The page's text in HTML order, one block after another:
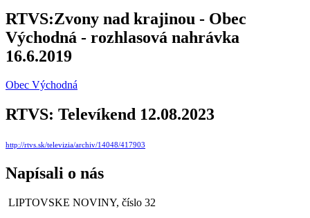
RTVS:Zvony nad krajinou - Obec
Východná - rozhlasová nahrávka
16.6.2019
Obec Východná
RTVS: Televíkend 12.08.2023
http://rtvs.sk/televizia/archiv/14048/417903
Napísali o nás
LIPTOVSKE NOVINY, číslo 32